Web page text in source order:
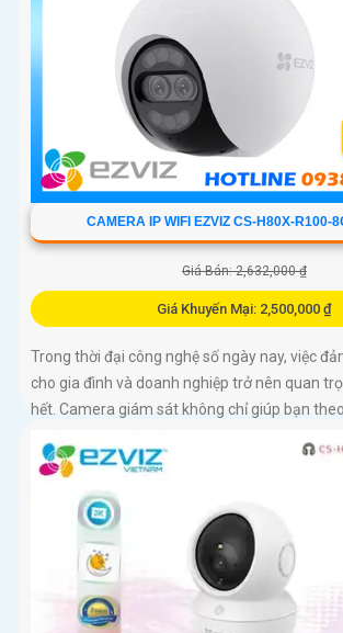
CAMERA IP WIFI EZVIZ CS-H80X-R100-
Giá Bán: 2,632,000 ₫
Giá Khuyến Mại: 2,500,000 ₫
Trong thời đại công nghệ số ngày nay, việc
cho gia đình và doanh nghiệp trở nên quan
hết. Camera giám sát không chỉ giúp bạn
những người thân yêu